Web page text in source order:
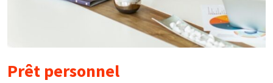
Prêt personnel